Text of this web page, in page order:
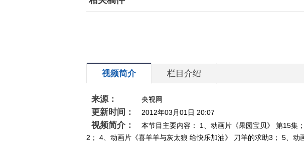
视频简介 栏目介绍
来源： 央视网
更新时间： 2012年03月01日 20:07
视频简介：
本节目主要内容： 1、动画片《果园宝贝》 第15集
2； 4、动画片《喜羊羊与灰太狼 给快乐加油》 刀羊的求助3； 5、